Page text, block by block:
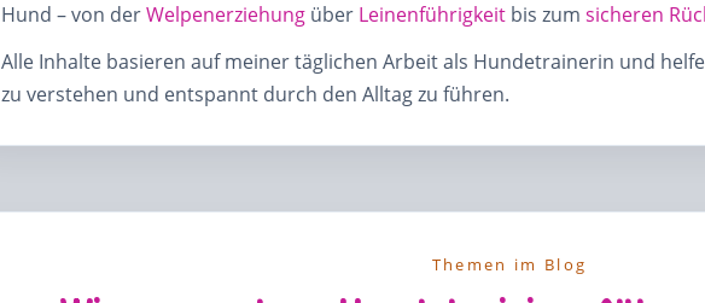
Hund – von derWelpenerziehung über Leinenführigkeit bis zum sicheren
Alle Inhalte basieren auf meiner täglichen Arbeit als Hundetrainerin und
zu verstehen und entspannt durch den Alltag zu führen.
Themen im Blog